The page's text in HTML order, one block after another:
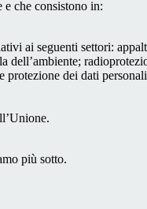
che consistono in:
ai seguenti settori:
dei dati
più sotto.